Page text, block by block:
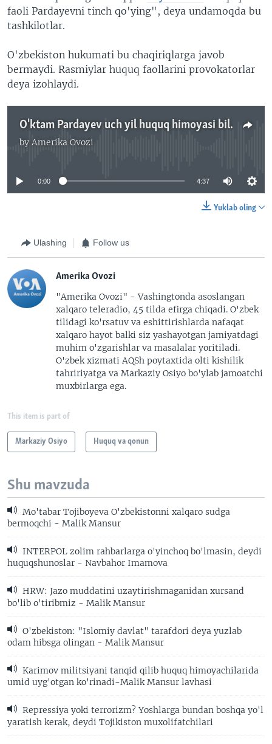
faoli Pardayevni tinch qo'ying", deya undamoqda bu
tashkilotlar.
O'zbekiston hukumati bu chaqiriqlarga javob
bermaydi. Rasmiylar huquq faollarini provokatorlar
deya izohlaydi.
O'ktam Pardayev uch yil huquq himoyasi bilan shug'ullana olmaydi, nega? Malik Mansur
by Amerika Ovozi
No media source currently available
0:00 4:37
Yuklab oling
Ulashing Follow us
Amerika Ovozi
"Amerika Ovozi" - Vashingtonda asoslangan
xalqaro teleradio, 45 tilda efirga chiqadi. O'zbek
tilidagi ko'rsatuv va eshittirishlarda nafaqat
xalqaro hayot balki siz yashayotgan jamiyatdagi
muhim o'zgarishlar va masalalar yoritiladi.
O'zbek xizmati AQSh poytaxtida olti kishilik
tahririyatga va Markaziy Osiyo bo'ylab jamoatchi
muxbirlarga ega.
This item is part of
Markaziy Osiyo Huquq va qonun
Shu mavzuda
Mo'tabar Tojiboyeva O'zbekistonni xalqaro sudga
bermoqchi - Malik Mansur
INTERPOL zolim rahbarlarga o'yinchoq bo'lmasin, deydi
huquqshunoslar - Navbahor Imamova
HRW: Jazo muddatini uzaytirishmaganidan xursand
bo'lib o'tiribmiz - Malik Mansur
O'zbekiston: "Islomiy davlat" tarafdori deya yuzlab
odam hibsga olingan - Malik Mansur
Karimov militsiyani tanqid qilib huquq himoyachilarida
umid uyg'otgan ko'rinadi-Malik Mansur lavhasi
Repressiya yoki terrorizm? Yoshlarga bundan boshqa yo'l
yaratish kerak, deydi Tojikiston muxolifatchilari